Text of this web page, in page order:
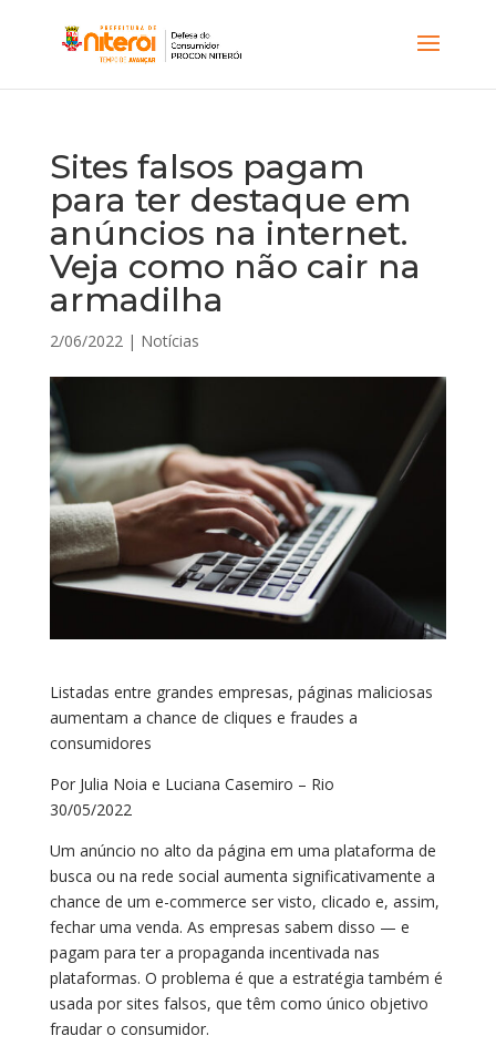
Sites falsos pagam
para ter destaque em
anúncios na internet.
Veja como não cair na
armadilha
2/06/2022| Notícias
Listadas entre grandes empresas, páginas maliciosas
aumentam a chance de cliques e fraudes a
consumidores
Por Julia Noia e Luciana Casemiro – Rio
30/05/2022
Um anúncio no alto da página em uma plataforma de
busca ou na rede social aumenta significativamente a
chance de um e-commerce ser visto, clicado e, assim,
fechar uma venda. As empresas sabem disso — e
pagam para ter a propaganda incentivada nas
plataformas. O problema é que a estratégia também é
usada por sites falsos, que têm como único objetivo
fraudar o consumidor.